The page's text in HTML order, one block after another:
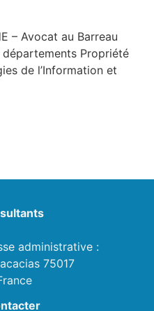
– Avocat au Barreau
Propriété
de l’Information et
administrative :
75017